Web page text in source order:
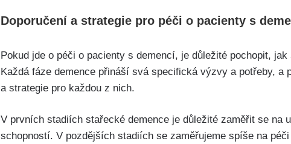
Doporučení a strategie pro péči o pacienty s
Pokud jde o péči o pacienty s demencí, je důležité pochopit,
Každá fáze demence přináší svá specifická výzvy a potřeby, a
a strategie pro každou z nich.
V prvních stadiích stařecké demence je důležité zaměřit se na
schopností. V pozdějších stadiích se zaměřujeme spíše na